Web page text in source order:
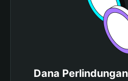
Dana